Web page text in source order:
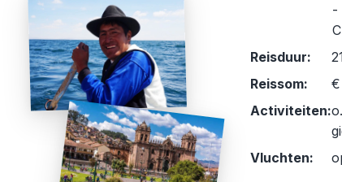
-
Reisduur:
Reissom:
€
Activiteiten:
Vluchten: